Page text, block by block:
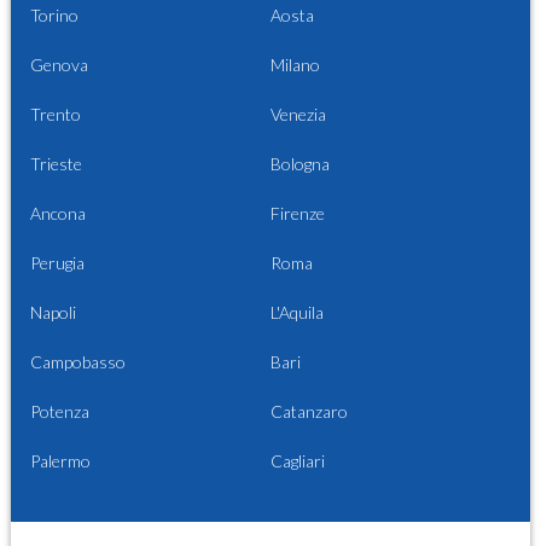
Torino Aosta
Genova Milano
Trento Venezia
Trieste Bologna
Ancona Firenze
Perugia Roma
Napoli L'Aquila
Campobasso Bari
Potenza Catanzaro
Palermo Cagliari